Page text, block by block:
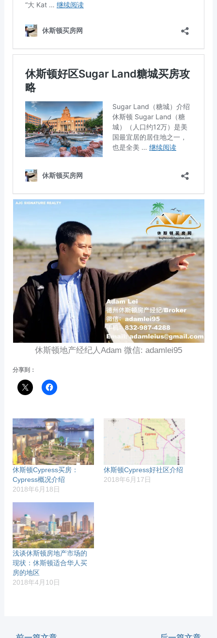
休斯顿地产经纪人Adam 微信: adamlei95
分享到：
休斯顿Cypress买房：
Cypress概况介绍
2018年6月18日
休斯顿Cypress好社区介绍
2018年6月17日
浅谈休斯顿房地产市场的
现状：休斯顿适合华人买
房的地区
2018年4月10日